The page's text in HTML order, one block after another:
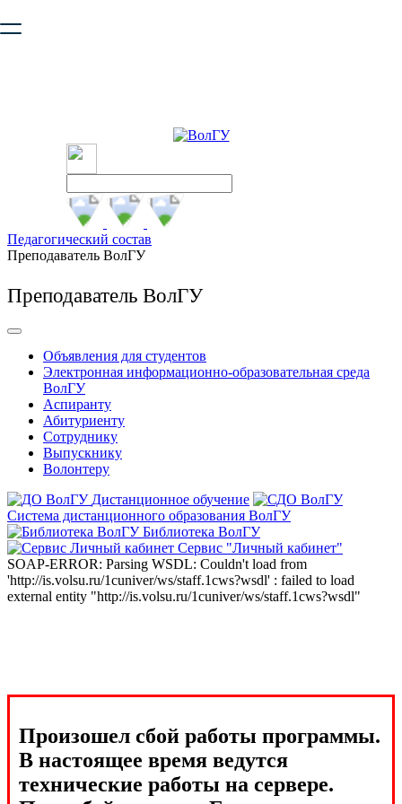
безопасную работу с сайтом. Пожалуйста
Педагогический состав
Преподаватель ВолГУ
Преподаватель ВолГУ
Объявления для студентов
Электронная информационно-образовательная среда
ВолГУ
Аспиранту
Абитуриенту
Сотруднику
Выпускнику
Волонтеру
Дистанционное обучение
Система дистанционного образования ВолГУ
Библиотека ВолГУ
Сервис "Личный кабинет"
SOAP-ERROR: Parsing WSDL: Couldn't load from
'http://is.volsu.ru/1cuniver/ws/staff.1cws?wsdl' : failed to load
external entity "http://is.volsu.ru/1cuniver/ws/staff.1cws?wsdl"
Произошел сбой работы программы.
В настоящее время ведутся
технические работы на сервере.